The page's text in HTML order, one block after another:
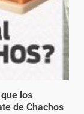
los
de Chachos